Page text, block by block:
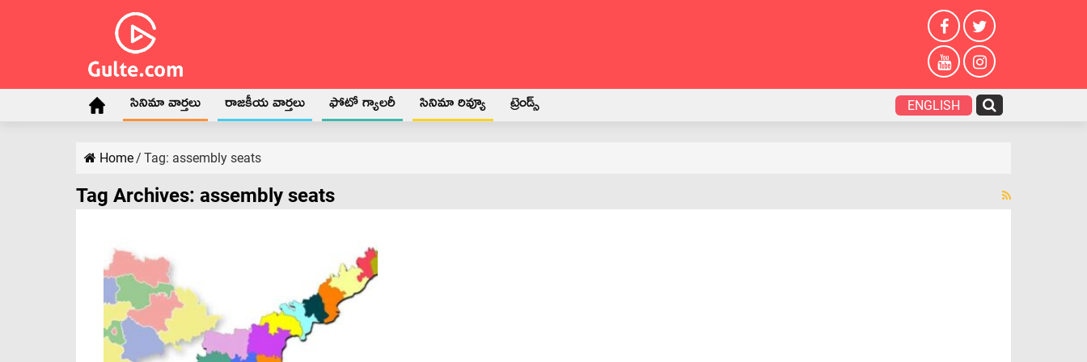
సినిమా వార్తలు రాజకీయ వార్తలు ఫోటో గ్యాలరీ సినిమా రివ్యూ ట్రెండ్స్ ENGLISH
Home/ Tag: assembly seats
Tag Archives: assembly seats